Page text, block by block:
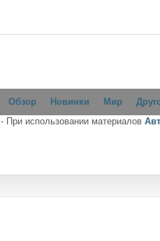
Обзор Новинки Мир
- При использовании материалов